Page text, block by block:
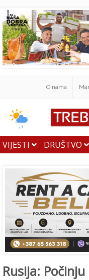
O nama
VIJESTI DRUŠTVO
Rusija: